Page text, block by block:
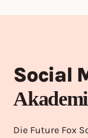
Social
Die Future Fox